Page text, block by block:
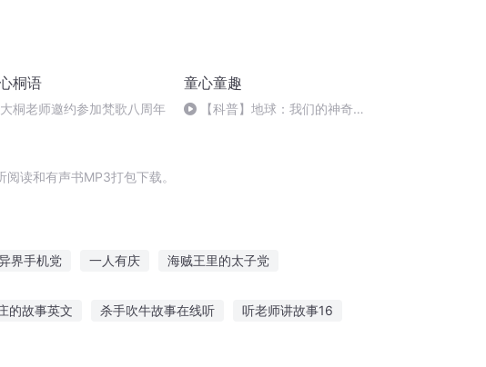
桐语
大桐老师邀约参加梵歌八周年
童心童趣
【科普】地球：我们的神奇家
读和有声书MP3打包下载。
界手机党 一人有庆 海贼王里的太子党
的故事英文 杀手吹牛故事在线听 听老师讲故事16